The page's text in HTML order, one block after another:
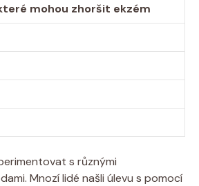
mohou zhoršit ekzém
s různými
⁢Mnozí lidé⁤ našli úlevu s ‌pomocí